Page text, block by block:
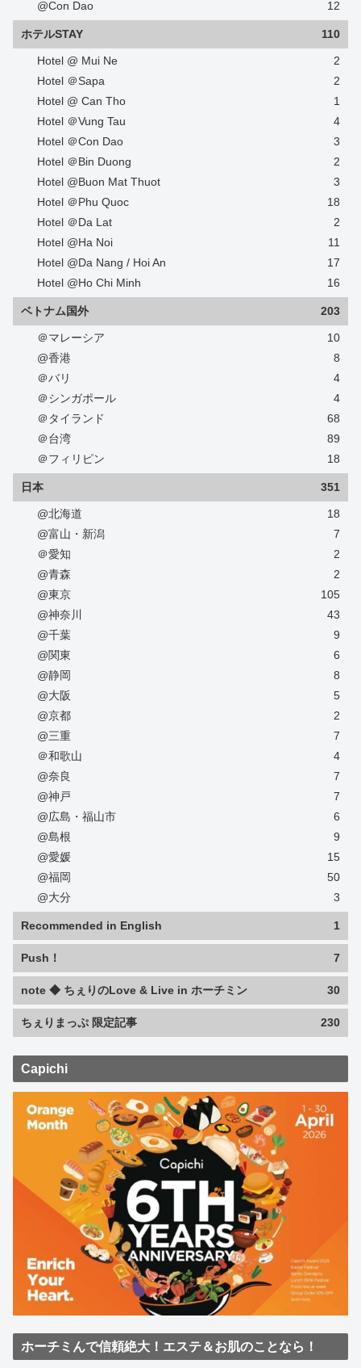
@Con Dao 12
ホテルSTAY 110
Hotel @ Mui Ne
2
Hotel ＠Sapa
2
Hotel @ Can Tho
1
Hotel ＠Vung Tau
4
Hotel ＠Con Dao
3
Hotel ＠Bin Duong
2
Hotel @Buon Mat Thuot
3
Hotel ＠Phu Quoc
18
Hotel ＠Da Lat
2
Hotel @Ha Noi
11
Hotel @Da Nang / Hoi An
17
Hotel @Ho Chi Minh
16
ベトナム国外 203
＠マレーシア
10
@香港
8
＠バリ
4
＠シンガポール
4
＠タイランド
68
＠台湾
89
＠フィリピン
18
日本 351
@北海道
18
@富山・新潟
7
＠愛知
2
@青森
2
@東京
105
@神奈川
43
@千葉
9
@関東
6
@静岡
8
@大阪
5
@京都
2
@三重
7
＠和歌山
4
@奈良
7
@神戸
7
@広島・福山市
6
@島根
9
@愛媛
15
@福岡
50
@大分
3
Recommended in English 1
Push！ 7
note ◆ ちぇりのLove & Live in ホーチミン 30
ちぇりまっぷ 限定記事 230
Capichi
ホーチミんで信頼絶大！エステ＆お肌のことなら！